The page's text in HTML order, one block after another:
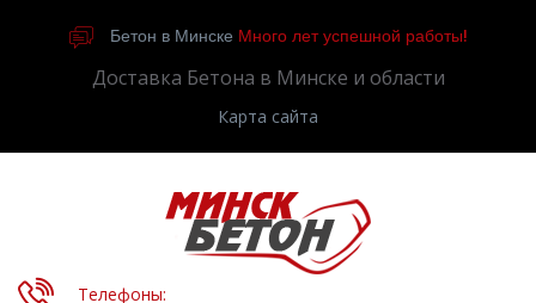
Бетон в Минске Много лет успешной работы!
Доставка Бетона в Минске и области
Карта сайта
Телефоны: